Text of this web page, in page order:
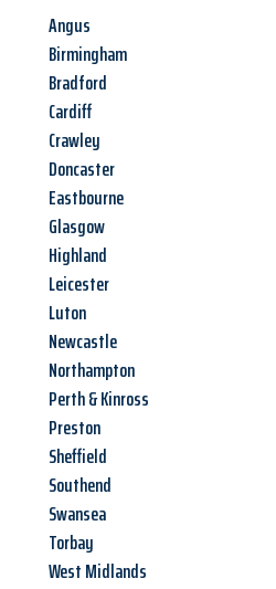
Angus
Birmingham
Bradford
Cardiff
Crawley
Doncaster
Eastbourne
Glasgow
Highland
Leicester
Luton
Newcastle
Northampton
Perth & Kinross
Preston
Sheffield
Southend
Swansea
Torbay
West Midlands